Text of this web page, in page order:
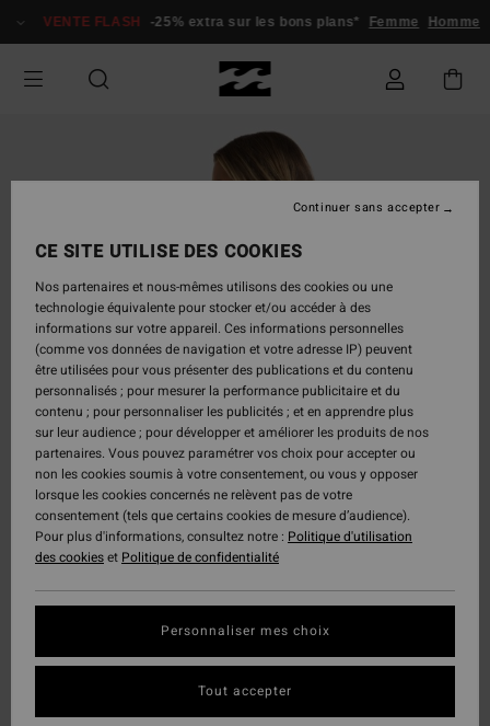
VENTE FLASH -25% extra sur les bons plans* Femme Homme
CE SITE UTILISE DES COOKIES
Nos partenaires et nous-mêmes utilisons des cookies ou une
technologie équivalente pour stocker et/ou accéder à des
informations sur votre appareil. Ces informations personnelles
(comme vos données de navigation et votre adresse IP) peuvent
être utilisées pour vous présenter des publications et du contenu
personnalisés ; pour mesurer la performance publicitaire et du
contenu ; pour personnaliser les publicités ; et en apprendre plus
sur leur audience ; pour développer et améliorer les produits de nos
partenaires. Vous pouvez paramétrer vos choix pour accepter ou
non les cookies soumis à votre consentement, ou vous y opposer
lorsque les cookies concernés ne relèvent pas de votre
consentement (tels que certains cookies de mesure d’audience).
Pour plus d'informations, consultez notre : Politique d'utilisation
des cookieset Politique de confidentialité
Personnaliser mes choix
Continuer sans accepter
Tout accepter